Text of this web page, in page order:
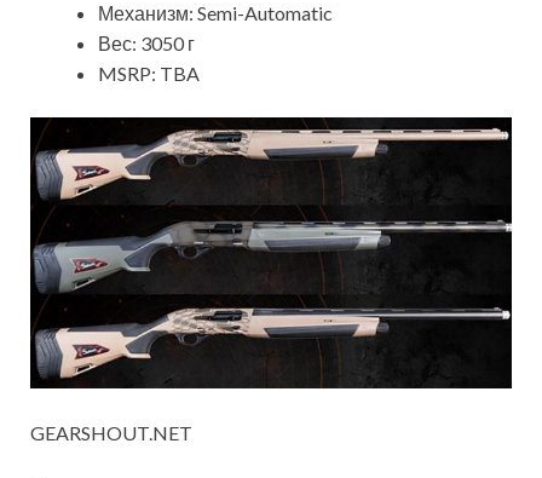
Механизм: Semi-Automatic
Вес: 3050 г
MSRP: TBA
GEARSHOUT.NET